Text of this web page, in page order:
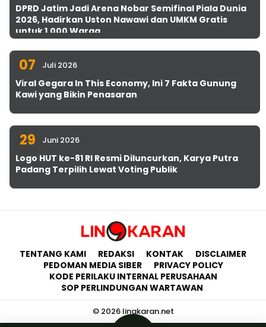
DPRD Jatim Jadi Arena Nobar Semifinal Piala Dunia
2026, Hadirkan Uston Nawawi dan UMKM Gratis
untuk 1.000 Warga
07 Juli 2026
Viral Gegara In This Economy, Ini 7 Fakta Gunung
Kawi yang Bikin Penasaran
29 Juni 2026
Logo HUT ke-81 RI Resmi Diluncurkan, Karya Putra
Padang Terpilih Lewat Voting Publik
TENTANG KAMI REDAKSI KONTAK
DISCLAIMER
PEDOMAN MEDIA SIBER
PRIVACY POLICY
KODE PERILAKU INTERNAL PERUSAHAAN
SOP PERLINDUNGAN WARTAWAN
© 2026 lingkaran.net